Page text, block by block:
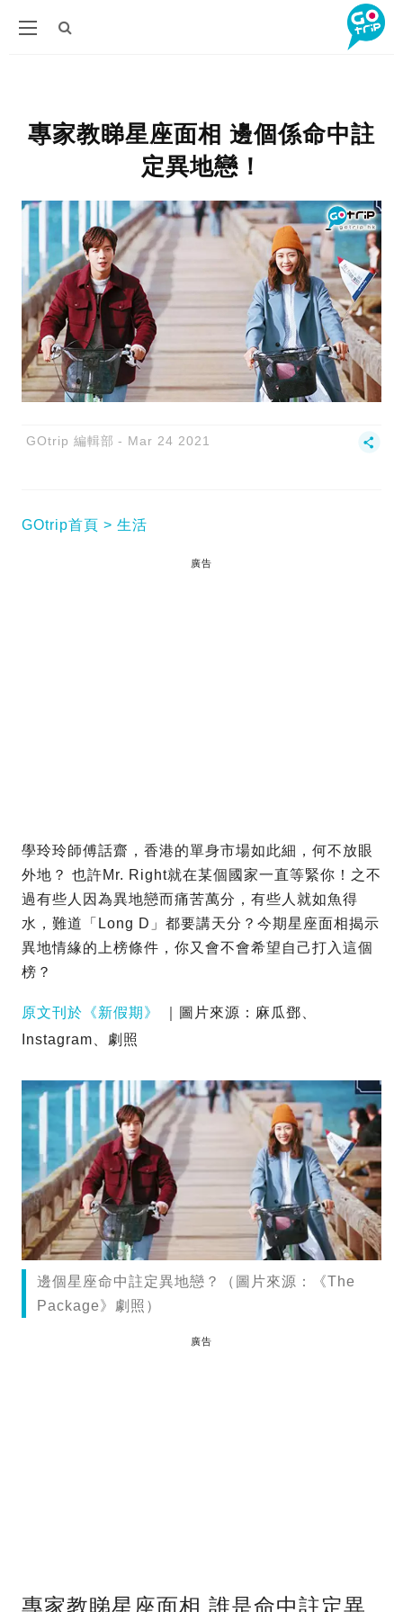
專家教睇星座面相 邊個係命中註
定異地戀！
GOtrip 編輯部 Mar 24 2021
GOtrip首頁 生活
廣告
學玲玲師傅話齋，香港的單身市場如此細，何不放眼
外地？ 也許Mr. Right就在某個國家一直等緊你！之不
過有些人因為異地戀而痛苦萬分，有些人就如魚得
水，難道「Long D」都要講天分？今期星座面相揭示
異地情緣的上榜條件，你又會不會希望自己打入這個
榜？
原文刊於《新假期》
｜圖片來源：麻瓜鄧、
Instagram、劇照
邊個星座命中註定異地戀？（圖片來源：《The
Package》劇照）
廣告
專家教睇星座面相 誰是命中註定異